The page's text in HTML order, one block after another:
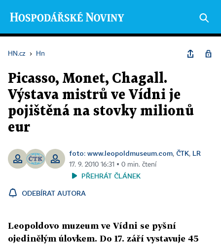
HN.cz › Hn
Picasso, Monet, Chagall.
Výstava mistrů ve Vídni je
pojištěná na stovky milionů
eur
foto: www.leopoldmuseum.com, ČTK, LR
17. 9. 2010 16:31 ▪ 0 min. čtení
PŘEHRÁT ČLÁNEK
ODEBÍRAT AUTORA
Leopoldovo muzeum ve Vídni se pyšní
ojedinělým úlovkem. Do 17. září vystavuje 45